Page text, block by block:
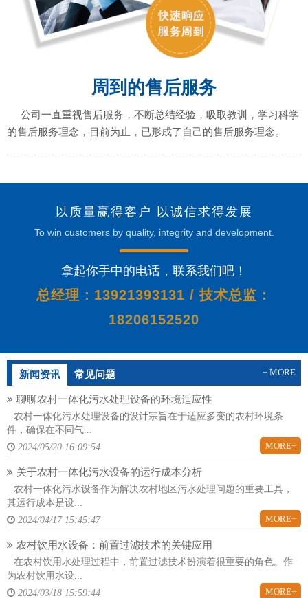
周到的售后服务
公司一直重视售后服务，不断总结经验，吸取教训，学习科学
的售后服务理念，目前为止，已形成了自己的售后服务理念。
以质量赢得客户 以诚信求得发展
To win customers by quality, integrity and development.
拿起你手中的电话，联系我们吧！
总经理：13921393131 / 技术总监：
18206152520
新闻资讯 常见问题 + MORE
聊聊农村一体化污水处理设备的环境适应性
农村一体化污水处理设备的设计宗旨在于适应多变的农村环境条
件，确保在不同气...
2024/05/20 16:09:54
MORE+
关于农村一体化污水设备的运行成本分析
农村一体化污水设备作为解决农村地区污水处理问题的重要工具，
其运行成本是设...
2024/04/17 15:45:47
MORE+
农村饮用水设备：前置过滤技术的关键应用
在农村饮用水处理过程中，前置过滤技术扮演着很重要的角色。作
为农村饮用水设...
2024/03/18 15:59:44
MORE+